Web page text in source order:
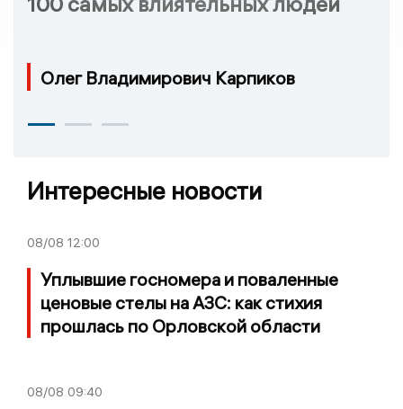
Олег Владимирович Карпиков
Интересные новости
08/08 12:00
Уплывшие госномера и поваленные
ценовые стелы на АЗС: как стихия
прошлась по Орловской области
08/08 09:40